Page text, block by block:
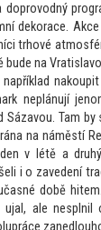
dekorace.
trhové
bude na
neplánují
Sázavou. Tam
na náměstí
v létě a
i o zavedení
době
ale nesplnil